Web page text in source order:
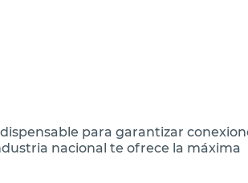
para garantizar
nacional te ofrece la máxima